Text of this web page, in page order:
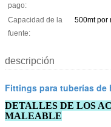
pago:
Capacidad de la
fuente:
500mt por
descripción
Fittings para tuberías de
DETALLES DE LOS
MALEABLE